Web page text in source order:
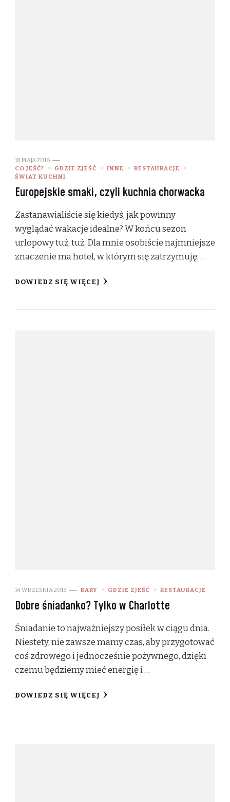
18 MAJA 2016
CO JEŚĆ?
GDZIE ZJEŚĆ INNE
RESTAURACJE
ŚWIAT KUCHNI
Europejskie smaki, czyli kuchnia chorwacka
Zastanawialiście się kiedyś, jak powinny
wyglądać wakacje idealne? W końcu sezon
urlopowy tuż, tuż. Dla mnie osobiście najmniejsze
znaczenie ma hotel, w którym się zatrzymuję. …
DOWIEDZ SIĘ WIĘCEJ
14 WRZEŚNIA 2013 BARY GDZIE ZJEŚĆ RESTAURACJE
Dobre śniadanko? Tylko w Charlotte
Śniadanie to najważniejszy posiłek w ciągu dnia.
Niestety, nie zawsze mamy czas, aby przygotować
coś zdrowego i jednocześnie pożywnego, dzięki
czemu będziemy mieć energię i …
DOWIEDZ SIĘ WIĘCEJ